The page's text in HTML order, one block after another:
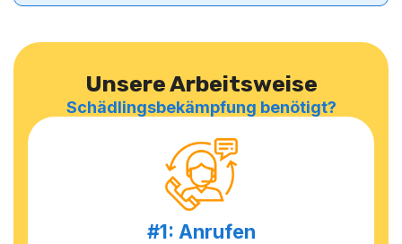
Unsere Arbeitsweise
Schädlingsbekämpfung benötigt?
#1: Anrufen